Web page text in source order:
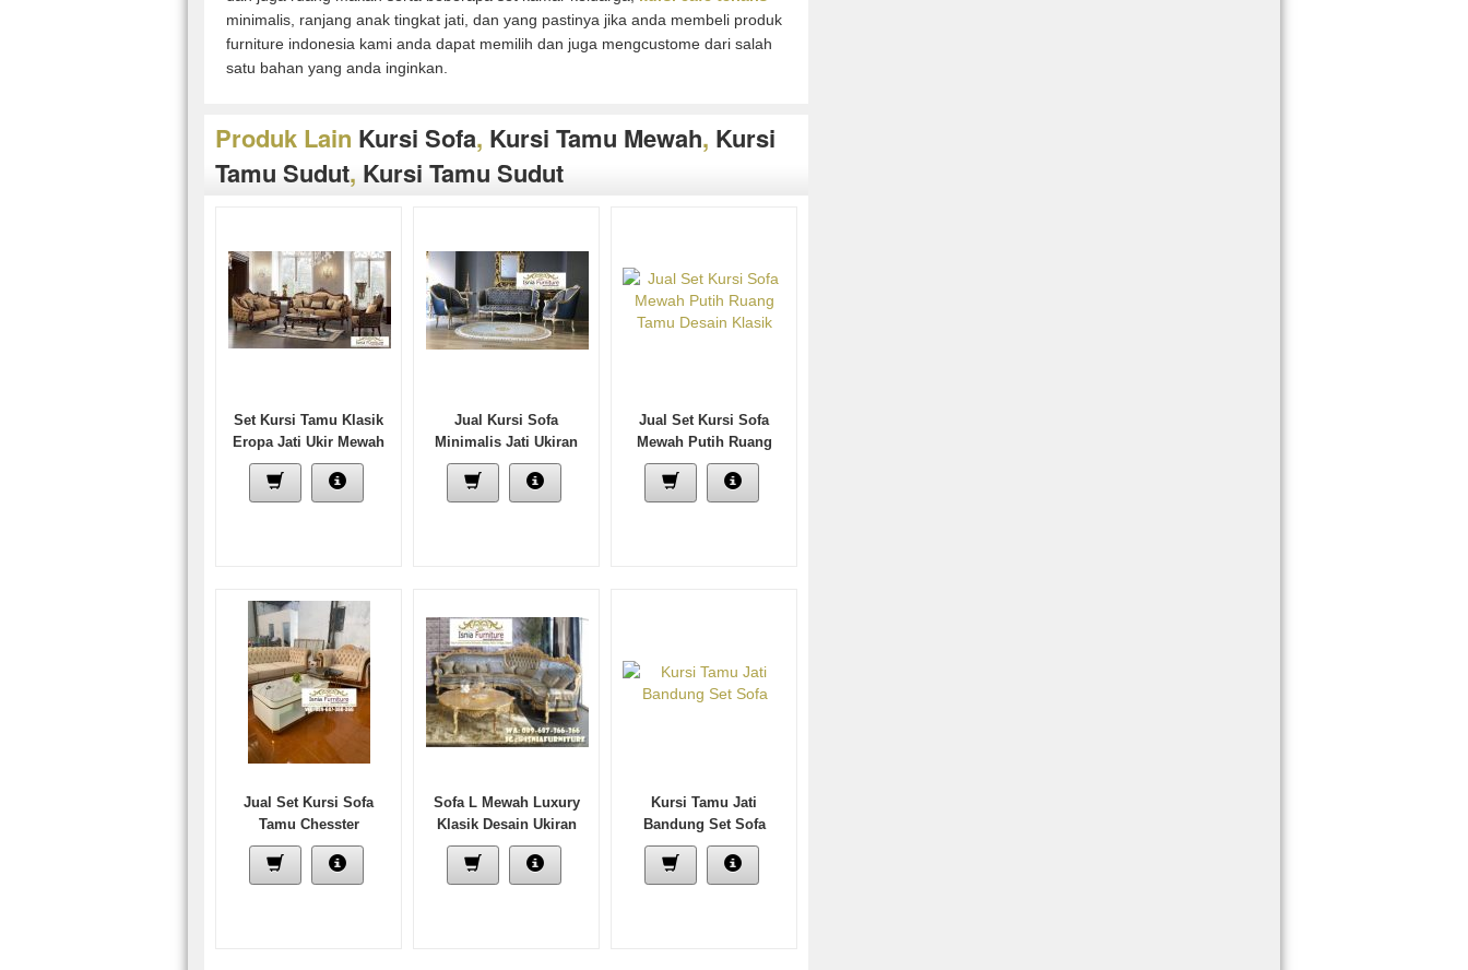
minimalis, ranjang anak tingkat jati, dan yang pastinya jika anda membeli produk
furniture indonesia kami anda dapat memilih dan juga mengcustome dari salah
satu bahan yang anda inginkan.
Produk Lain Kursi Sofa, Kursi Tamu Mewah, Kursi
Tamu Sudut, Kursi Tamu Sudut
Set Kursi Tamu Klasik
Eropa Jati Ukir Mewah
Jual Kursi Sofa
Minimalis Jati Ukiran
Klasik Terbaru 2024
Jual Set Kursi Sofa
Mewah Putih Ruang
Tamu Desain Klasik
Jual Set Kursi Sofa
Tamu Chesster
Kombinasi Stainless
Stell Gold Mengkilap
Sofa L Mewah Luxury
Klasik Desain Ukiran
Terbaru
Kursi Tamu Jati
Bandung Set Sofa